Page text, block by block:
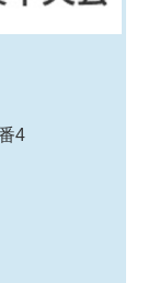
4